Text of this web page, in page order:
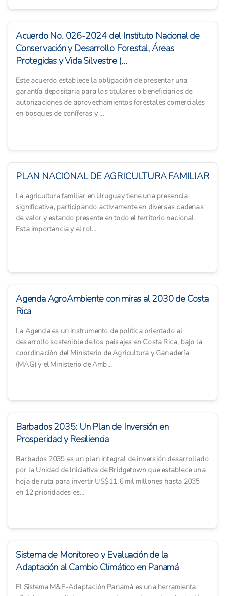
Acuerdo No. 026-2024 del Instituto Nacional de
Conservación y Desarrollo Forestal, Áreas
Protegidas y Vida Silvestre (...
Este acuerdo establece la obligación de presentar una
garantía depositaria para los titulares o beneficiarios de
autorizaciones de aprovechamientos forestales comerciales
en bosques de coníferas y ...
PLAN NACIONAL DE AGRICULTURA FAMILIAR
La agricultura familiar en Uruguay tiene una presencia
significativa, participando activamente en diversas cadenas
de valor y estando presente en todo el territorio nacional.
Esta importancia y el rol...
Agenda AgroAmbiente con miras al 2030 de Costa
Rica
La Agenda es un instrumento de política orientado al
desarrollo sostenible de los paisajes en Costa Rica, bajo la
coordinación del Ministerio de Agricultura y Ganadería
(MAG) y el Ministerio de Amb...
Barbados 2035: Un Plan de Inversión en
Prosperidad y Resiliencia
Barbados 2035 es un plan integral de inversión desarrollado
por la Unidad de Iniciativa de Bridgetown que establece una
hoja de ruta para invertir US$11.6 mil millones hasta 2035
en 12 prioridades es...
Sistema de Monitoreo y Evaluación de la
Adaptación al Cambio Climático en Panamá
El Sistema M&E-Adaptación Panamá es una herramienta